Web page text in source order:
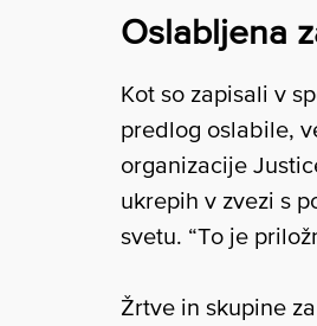
Oslabljena
Kot so zapisali v
predlog oslabile,
organizacije
ukrepih v zvezi s
svetu. “To je
Žrtve in skupine